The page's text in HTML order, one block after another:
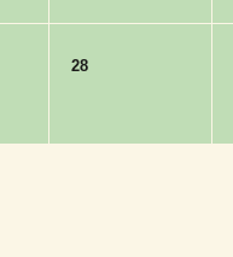
28